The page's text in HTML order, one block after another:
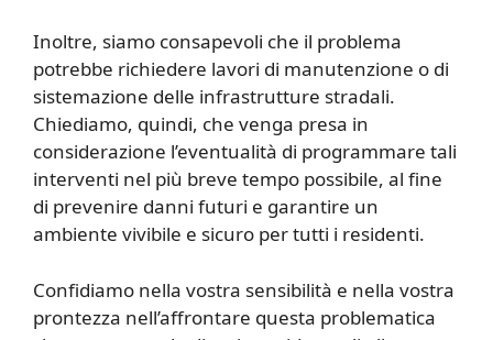
Inoltre, siamo consapevoli che il problema
potrebbe richiedere lavori di manutenzione o di
sistemazione delle infrastrutture stradali.
Chiediamo, quindi, che venga presa in
considerazione l’eventualità di programmare tali
interventi nel più breve tempo possibile, al fine
di prevenire danni futuri e garantire un
ambiente vivibile e sicuro per tutti i residenti.
Confidiamo nella vostra sensibilità e nella vostra
prontezza nell’affrontare questa problematica